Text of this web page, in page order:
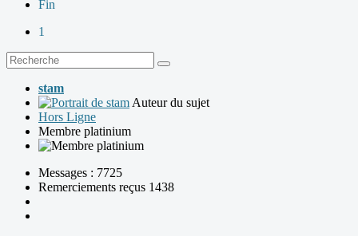
Fin
1
stam
Auteur du sujet
Hors Ligne
Membre platinium
Messages : 7725
Remerciements reçus 1438